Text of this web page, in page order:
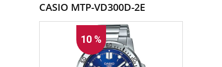
CASIO MTP-VD300D-2E
10 %